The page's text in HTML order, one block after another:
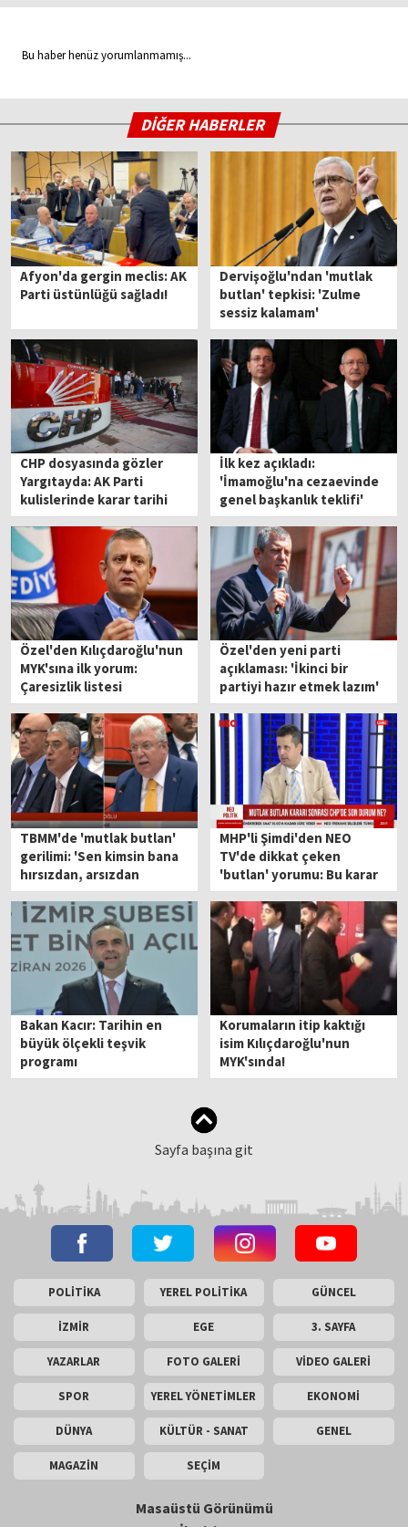
Bu haber henüz yorumlanmamış...
DİĞER HABERLER
Afyon'da gergin meclis: AK
Parti üstünlüğü sağladı!
Dervişoğlu'ndan 'mutlak
butlan' tepkisi: 'Zulme
sessiz kalamam'
CHP dosyasında gözler
Yargıtayda: AK Parti
kulislerinde karar tarihi
konuşuluyor
İlk kez açıkladı:
'İmamoğlu'na cezaevinde
genel başkanlık teklifi'
Özel'den Kılıçdaroğlu'nun
MYK'sına ilk yorum:
Çaresizlik listesi
Özel'den yeni parti
açıklaması: 'İkinci bir
partiyi hazır etmek lazım'
TBMM'de 'mutlak butlan'
gerilimi: 'Sen kimsin bana
hırsızdan, arsızdan
bahsedeceksin?'
MHP'li Şimdi'den NEO
TV'de dikkat çeken
'butlan' yorumu: Bu karar
çıkmasaydı parti daha da
kaosa sürüklenecekti
Bakan Kacır: Tarihin en
büyük ölçekli teşvik
programı
Korumaların itip kaktığı
isim Kılıçdaroğlu'nun
MYK'sında!
Sayfa başına git
POLİTİKA YEREL POLİTİKA GÜNCEL
İZMİR EGE 3. SAYFA
YAZARLAR FOTO GALERİ VİDEO GALERİ
SPOR YEREL YÖNETİMLER EKONOMİ
DÜNYA KÜLTÜR - SANAT GENEL
MAGAZİN SEÇİM
Masaüstü Görünümü